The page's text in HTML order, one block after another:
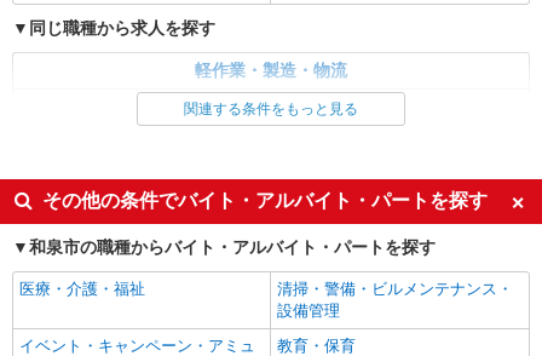
同じ職種から求人を探す
軽作業・製造・物流
未経験歓迎
車通勤OK
交通費支給
社会保険あり
社宅・寮あり
関連する条件をもっと見る
その他の条件でバイト・アルバイト・パートを探す
和泉市の職種からバイト・アルバイト・パートを探す
医療・介護・福祉
清掃・警備・ビルメンテナンス・
設備管理
イベント・キャンペーン・アミュ
教育・保育